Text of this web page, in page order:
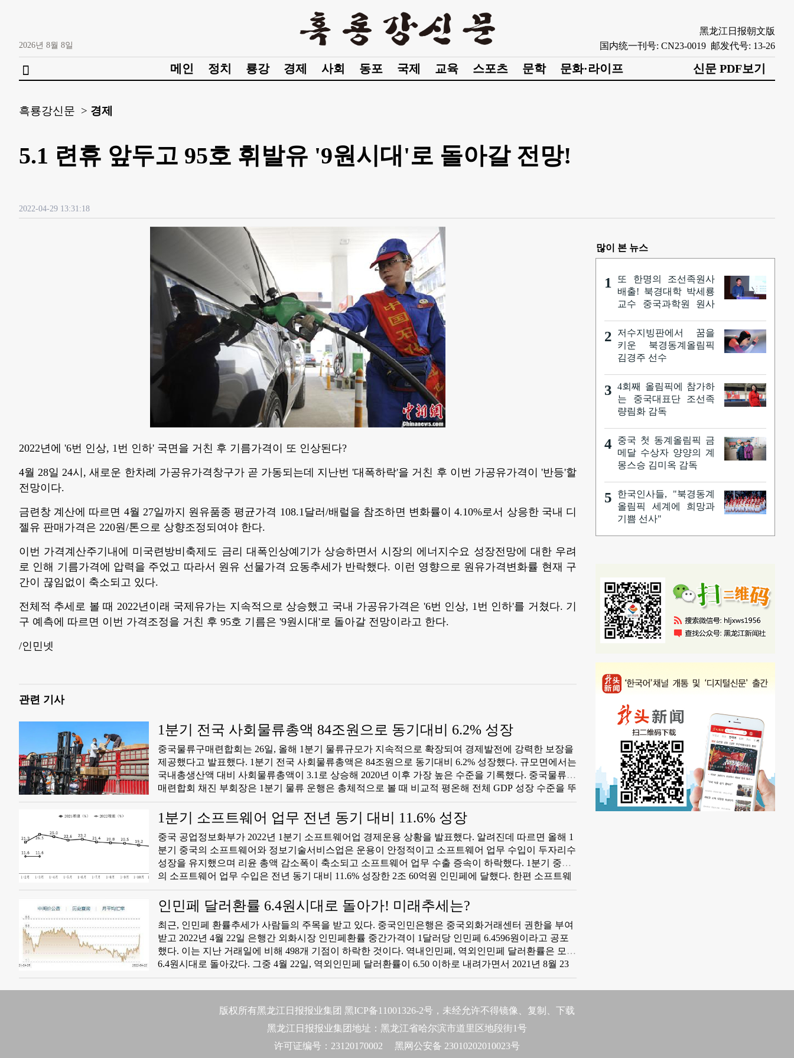
2026년 8월 8일
黑龙江日报朝文版
国内统一刊号: CN23-0019 邮发代号: 13-26
 메인 정치 룡강 경제 사회 동포 국제 교육 스포츠 문학 문화·라이프 신문 PDF보기
흑룡강신문 > 경제
5.1 련휴 앞두고 95호 휘발유 '9원시대'로 돌아갈 전망!
2022-04-29 13:31:18
2022년에 '6번 인상, 1번 인하' 국면을 거친 후 기름가격이 또 인상된다?
4월 28일 24시, 새로운 한차례 가공유가격창구가 곧 가동되는데 지난번 '대폭하락'을 거친 후 이번 가공유가격이 '반등'할
전망이다.
금련창 계산에 따르면 4월 27일까지 원유품종 평균가격 108.1달러/배럴을 참조하면 변화률이 4.10%로서 상응한 국내 디
젤유 판매가격은 220원/톤으로 상향조정되여야 한다.
이번 가격계산주기내에 미국련방비축제도 금리 대폭인상예기가 상승하면서 시장의 에너지수요 성장전망에 대한 우려
로 인해 기름가격에 압력을 주었고 따라서 원유 선물가격 요동추세가 반락했다. 이런 영향으로 원유가격변화률 현재 구
간이 끊임없이 축소되고 있다.
전체적 추세로 볼 때 2022년이래 국제유가는 지속적으로 상승했고 국내 가공유가격은 '6번 인상, 1번 인하'를 거쳤다. 기
구 예측에 따르면 이번 가격조정을 거친 후 95호 기름은 '9원시대'로 돌아갈 전망이라고 한다.
/인민넷
관련 기사
1분기 전국 사회물류총액 84조원으로 동기대비 6.2% 성장
중국물류구매련합회는 26일, 올해 1분기 물류규모가 지속적으로 확장되여 경제발전에 강력한 보장을
제공했다고 발표했다. 1분기 전국 사회물류총액은 84조원으로 동기대비 6.2% 성장했다. 규모면에서는
국내총생산액 대비 사회물류총액이 3.1로 상승해 2020년 이후 가장 높은 수준을 기록했다. 중국물류구
매련합회 채진 부회장은 1분기 물류 운행은 총체적으로 볼 때 비교적 평온해 전체 GDP 성장 수준을 뚜
렷이 초과했으며 전체 물류 운행은 국민경제 안정 운행의 기본 구도를 아주 유력하게 지탱했다고 말했
다. 중국물류구매련합회 하휘 회장 조리는 생산과 소비는 여전히 물류 수요를 지탱하는 주요 력량이라
고 분석했다. 공업품 물류의 증가 속도가 6.5%에 달했고 민생물류도 8% 이상에 달해 전체 물류 수요에
비교적 좋은 버팀목 역할을 했다.
1분기 소프트웨어 업무 전년 동기 대비 11.6% 성장
중국 공업정보화부가 2022년 1분기 소프트웨어업 경제운용 상황을 발표했다. 알려진데 따르면 올해 1
분기 중국의 소프트웨어와 정보기술서비스업은 운용이 안정적이고 소프트웨어 업무 수입이 두자리수
성장을 유지했으며 리윤 총액 감소폭이 축소되고 소프트웨어 업무 수출 증속이 하락했다. 1분기 중국
의 소프트웨어 업무 수입은 전년 동기 대비 11.6% 성장한 2조 60억원 인민페에 달했다. 한편 소프트웨
어 업무 수입 성장 상황을 볼 때 올해 1분기 리윤 총액은 전년 동기 대비 3.9% 축소된 2031억원 인민폐
에 달했다. 이밖에 올해 1분기 소프트웨어 업무 수출은 전년 동기 대비 4.3% 증가한 116억달러에 달하
고 증속은 지난 1~2월에 비해 2.8%포인트 하락한 것으로 나타났다.
인민페 달러환률 6.4원시대로 돌아가! 미래추세는?
​최근, 인민페 환률추세가 사람들의 주목을 받고 있다. 중국인민은행은 중국외화거래센터 권한을 부여
받고 2022년 4월 22일 은행간 외화시장 인민페환률 중간가격이 1달러당 인민페 6.4596원이라고 공포
했다. 이는 지난 거래일에 비해 498개 기점이 하락한 것이다. 역내인민페, 역외인민페 달러환률은 모두
6.4원시대로 돌아갔다. 그중 4월 22일, 역외인민페 달러환률이 6.50 이하로 내려가면서 2021년 8월 23
일이래 최저치를 기록했다. 인민페 달러환률 왜 내려갔을가? 일반적으로 달러지수의 강약은 인민페
등 비달러화페와 반향(反向)관계가 존재하는데 저쪽이 강해지면 이쪽이 약해지고 저쪽이 약해지면 이
4월후 지속적으로 인상되였다. 달러지수의 강세로 엔, 원화, 싱가포르달러를 포함한 주요 아시아주 화
페 달러환률이 모두 하락했고 역외인민페환률도 따라서 영향을 받았다. ​인민페 환률의 미래추세는?
중금회사 연구보고에 따르면 달러와 인민페의 쌍변환률로 보면 2015년 '8.11환률개혁'으로부터 현재
많이 본 뉴스
1
또 한명의 조선족원사
배출! 북경대학 박세룡
교수 중국과학원 원사
2
저수지빙판에서 꿈을
키운 북경동계올림픽
김경주 선수
3 4회째 올림픽에 참가하
는 중국대표단 조선족
량림화 감독
4
중국 첫 동계올림픽 금
메달 수상자 양양의 계
몽스승 김미옥 감독
5
한국인사들, "북경동계
올림픽 세계에 희망과
기쁨 선사"
版权所有黑龙江日报报业集团 黑ICP备11001326-2号，未经允许不得镜像、复制、下载
黑龙江日报报业集团地址：黑龙江省哈尔滨市道里区地段街1号
许可证编号：23120170002 黑网公安备 23010202010023号